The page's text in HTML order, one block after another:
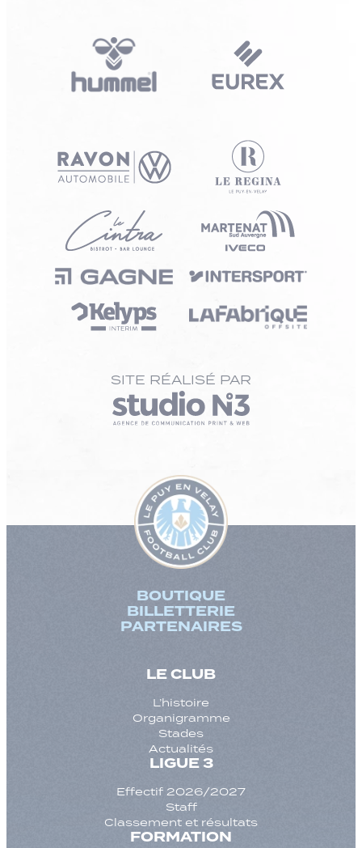
SITE RÉALISÉ PAR
BOUTIQUE
BILLETTERIE
PARTENAIRES
LE CLUB
L’histoire
Organigramme
Stades
Actualités
LIGUE 3
Effectif 2026/2027
Staff
Classement et résultats
FORMATION